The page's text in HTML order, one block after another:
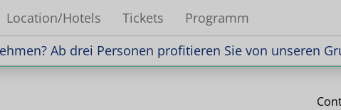
Location/Hotels Tickets Programm
Ab drei Personen profitieren Sie von unseren
Ab drei Personen profitieren Sie von unseren